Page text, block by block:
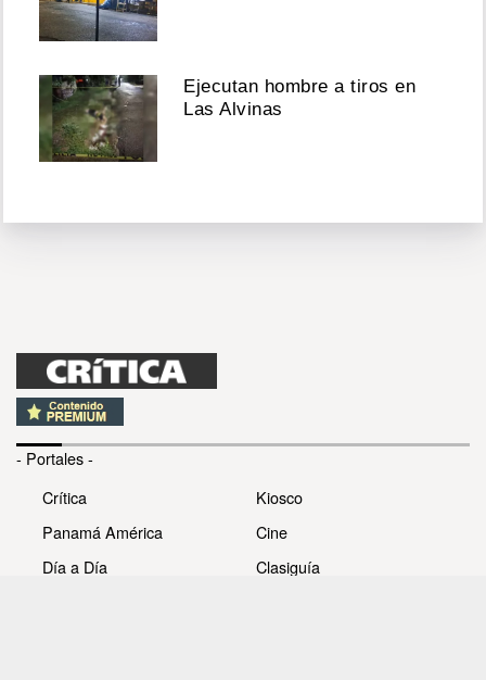
Ejecutan hombre a tiros en
Las Alvinas
- Portales -
Crítica
Panamá América
Día a Día
Kiosco
Cine
Clasiguía